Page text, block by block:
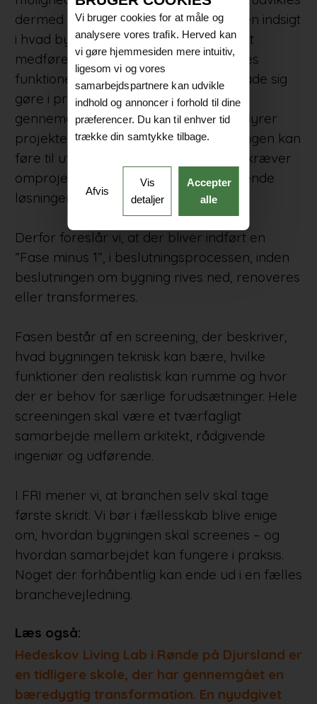
dermed ud fra en ønsket funktion, uden indsigt
i hvad bygningen faktisk kan bære. Det
medfører en risiko for, at der indtænkes
funktioner i en bygning, der ikke kan lade sig
gøre i praksis, medmindre der sker
gennemgribende ændringer, som fordyrer
projektet. Manglende viden om bygningen kan
føre til uforudsete overraskelser, der kræver
omprojektering og resulterer i fordyrende
løsninger og forlængede byggetider.
Derfor foreslår vi, at der bliver indført en
”Fase minus 1”, i beslutningsprocessen, inden
beslutningen om bygning rives ned, renoveres
eller transformeres.
Fasen består af en screening, der beskriver,
hvad bygningen teknisk kan bære, hvilke
funktioner den realistisk kan rumme og hvor
der er behov for særlige forudsætninger. Hele
screeningen skal være et tværfagligt
samarbejde mellem arkitekt, rådgivende
ingeniør og udførende.
I FRI mener vi, at branchen selv skal tage
første skridt. Vi bør i fællesskab blive enige
om, hvordan bygningen skal screenes – og
hvordan samarbejdet kan fungere i praksis.
Noget der forhåbentlig kan ende ud i en fælles
branchevejledning.
Læs også:
Hedeskov Living Lab i Rønde på Djursland er
en tidligere skole, der har gennemgået en
bæredygtig transformation. En nyudgivet
Vi bruger cookies for at måle og
analysere vores trafik. Herved kan
vi gøre hjemmesiden mere intuitiv,
ligesom vi og vores
samarbejdspartnere kan udvikle
indhold og annoncer i forhold til dine
præferencer. Du kan til enhver tid
trække din samtykke tilbage.
Afvis
Vis
detaljer
Accepter
alle